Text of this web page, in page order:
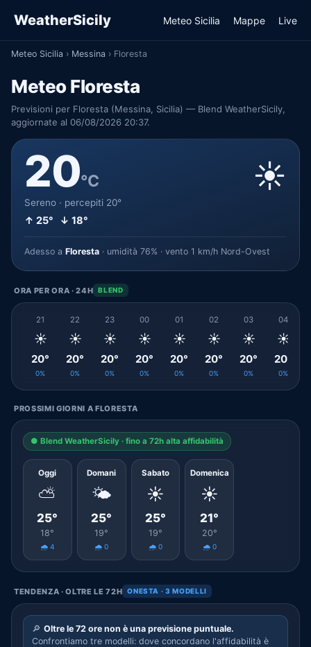
WeatherSicily Meteo Sicilia Mappe Live
Meteo Sicilia › Messina › Floresta
Meteo Floresta
Previsioni per Floresta (Messina, Sicilia) — Blend WeatherSicily,
aggiornate al 06/08/2026 20:37.
20°C
Sereno · percepiti 20°
↑ 25° ↓ 18°
☀️
Adesso a Floresta · umidità 76% · vento 1 km/h Nord-Ovest
ORA PER ORA · 24H BLEND
21
☀️
20°
0%
22
☀️
20°
0%
23
☀️
20°
0%
00
☀️
20°
0%
01
☀️
20°
0%
02
☀️
20°
0%
03
☀️
20°
0%
04
☀️
20°
0%
PROSSIMI GIORNI A FLORESTA
● Blend WeatherSicily · fino a 72h alta affidabilità
Oggi
⛅
25°
18°
🌧️ 4
Domani
🌤️
25°
19°
🌧️ 0
Sabato
☀️
25°
19°
🌧️ 0
Domenica
☀️
21°
20°
🌧️ 0
TENDENZA · OLTRE LE 72H ONESTA · 3 MODELLI
🔎 Oltre le 72 ore non è una previsione puntuale.
Confrontiamo tre modelli: dove concordano l'affidabilità è